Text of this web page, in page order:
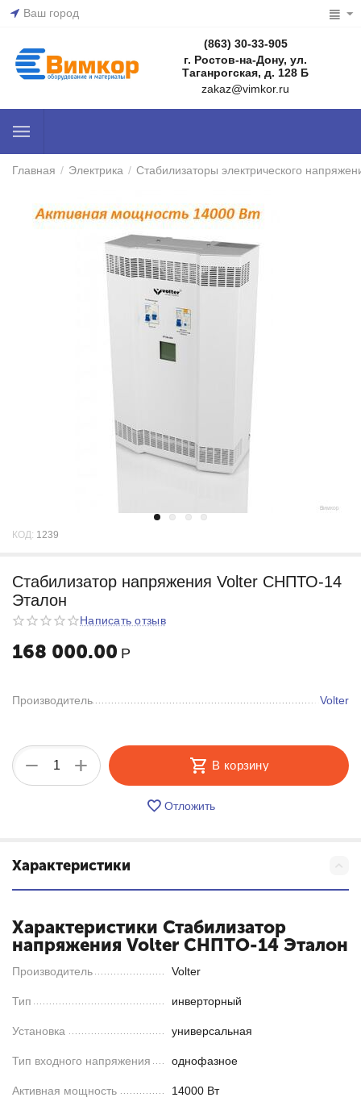
Ваш город
(863) 30-33-905
г. Ростов-на-Дону, ул.
Таганрогская, д. 128 Б
zakaz@vimkor.ru
Главная / Электрика / Стабилизаторы электрического
КОД: 1239
Стабилизатор напряжения Volter СНПТО-14
Эталон
Написать отзыв
168 000.00 Р
Производитель Volter
+
− В корзину
Отложить
Характеристики
Характеристики Стабилизатор
напряжения Volter СНПТО-14 Эталон
Производитель Volter
Тип инверторный
Установка универсальная
Тип входного напряжения однофазное
Активная мощность 14000 Вт